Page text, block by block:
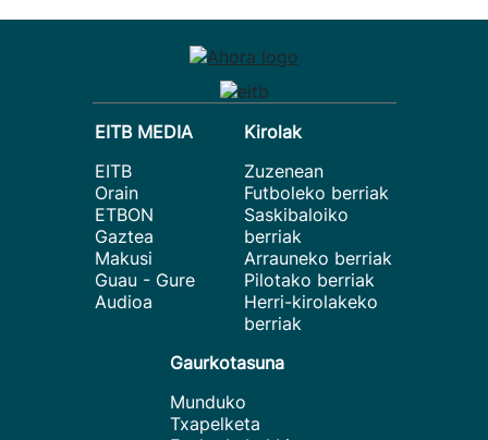
EITB MEDIA
EITB
Orain
ETBON
Gaztea
Makusi
Guau - Gure
Audioa
Kirolak
Zuzenean
Futboleko berriak
Saskibaloiko
berriak
Arrauneko berriak
Pilotako berriak
Herri-kirolakeko
berriak
Gaurkotasuna
Munduko
Txapelketa